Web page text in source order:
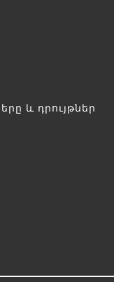
և դրույթներ